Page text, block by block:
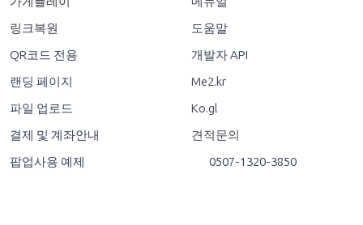
링크복원
QR코드 전용
랜딩 페이지
파일 업로드
결제 및 계좌안내
팝업사용 예제
도움말
개발자 API
Me2.kr
Ko.gl
견적문의
0507-1320-3850